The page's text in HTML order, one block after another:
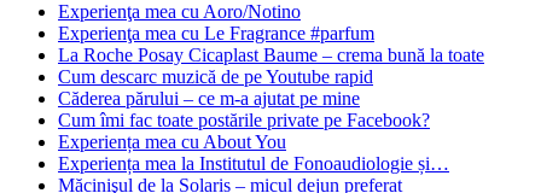
Experienţa mea cu Aoro/Notino
Experienţa mea cu Le Fragrance #parfum
La Roche Posay Cicaplast Baume – crema bună la toate
Cum descarc muzică de pe Youtube rapid
Căderea părului – ce m-a ajutat pe mine
Cum îmi fac toate postările private pe Facebook?
Experiența mea cu About You
Experiența mea la Institutul de Fonoaudiologie și…
Măcinişul de la Solaris – micul dejun preferat